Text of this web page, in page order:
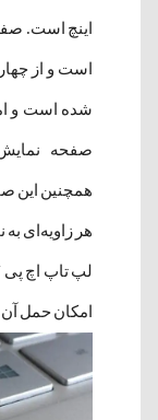
اینچ است.
شده است و
همچنین این
هر زاویه‌ای
امکان حمل آن